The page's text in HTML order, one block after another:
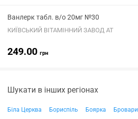
Ванлерк табл. в/о 20мг №30
КИЇВСЬКИЙ ВІТАМІННИЙ ЗАВОД АТ
249.00 грн
Шукати в інших регіонах
Біла Церква Бориспіль Боярка Бровари